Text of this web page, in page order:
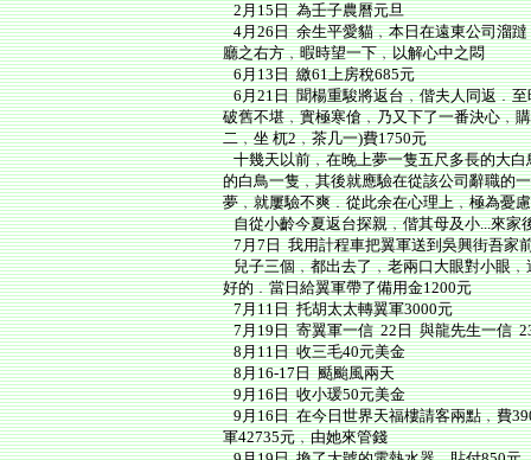
2月15日 為壬子農曆元旦
4月26日 余生平愛貓﹐本日在遠東公司溜躂
廳之右方﹐暇時望一下﹐以解心中之悶
6月13日 繳61上房稅685元
6月21日 聞楊重駿將返台﹐偕夫人同返﹒至
破舊不堪﹐實極寒傖﹐乃又下了一番決心﹐
二﹐坐 杌2﹐茶几一)費1750元
十幾天以前﹐在晚上夢一隻五尺多長的大白
的白鳥一隻﹐其後就應驗在從該公司辭職的
夢﹐就屢驗不爽﹒從此余在心理上﹐極為憂
自從小齡今夏返台探親﹐偕其母及小...來家
7月7日 我用計程車把翼軍送到吳興街吾家
兒子三個﹐都出去了﹐老兩口大眼對小眼﹐
好的﹒當日給翼軍帶了備用金1200元
7月11日 托胡太太轉翼軍3000元
7月19日 寄翼軍一信 22日 與龍先生一信
8月11日 收三毛40元美金
8月16-17日 颳颱風兩天
9月16日 收小瑗50元美金
9月16日 在今日世界天福樓請客兩點﹐費
軍42735元﹐由她來管錢